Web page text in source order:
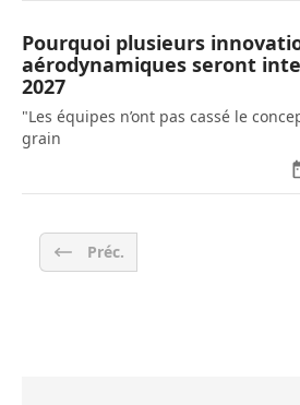
Pourquoi plusieurs
aérodynamiques seront
2027
"Les équipes n’ont pas cassé le
grain
Préc.